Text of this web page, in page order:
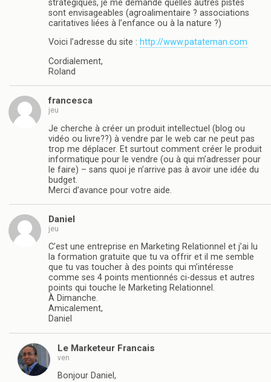
stratégiques, je me demande quelles autres pistes
sont envisageables (agroalimentaire ? associations
caritatives liées à l’enfance ou à la nature ?)
Voici l’adresse du site : http://www.patateman.com
Cordialement,
Roland
francesca
jeu
Je cherche à créer un produit intellectuel (blog ou
vidéo ou livre??) à vendre par le web car ne peut pas
trop me déplacer. Et surtout comment créer le produit
informatique pour le vendre (ou à qui m’adresser pour
le faire) – sans quoi je n’arrive pas à avoir une idée du
budget.
Merci d’avance pour votre aide.
Daniel
jeu
C’est une entreprise en Marketing Relationnel et j’ai lu
la formation gratuite que tu va offrir et il me semble
que tu vas toucher à des points qui m’intéresse
comme ses 4 points mentionnés ci-dessus et autres
points qui touche le Marketing Relationnel.
À Dimanche.
Amicalement,
Daniel
Le Marketeur Francais
ven
Bonjour Daniel,